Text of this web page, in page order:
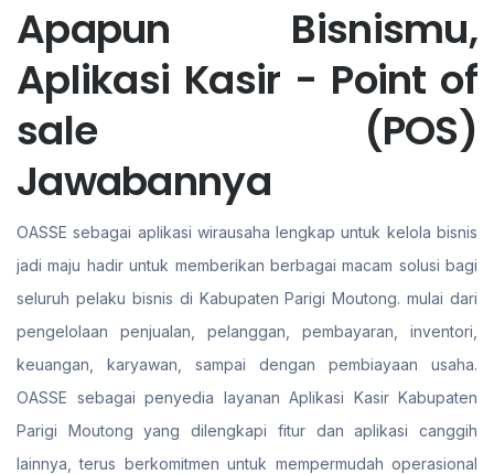
Apapun Bisnismu,
Aplikasi Kasir - Point of
sale (POS)
Jawabannya
OASSE sebagai aplikasi wirausaha lengkap untuk kelola bisnis
jadi maju hadir untuk memberikan berbagai macam solusi bagi
seluruh pelaku bisnis di Kabupaten Parigi Moutong. mulai dari
pengelolaan penjualan, pelanggan, pembayaran, inventori,
keuangan, karyawan, sampai dengan pembiayaan usaha.
OASSE sebagai penyedia layanan Aplikasi Kasir Kabupaten
Parigi Moutong yang dilengkapi fitur dan aplikasi canggih
lainnya, terus berkomitmen untuk mempermudah operasional